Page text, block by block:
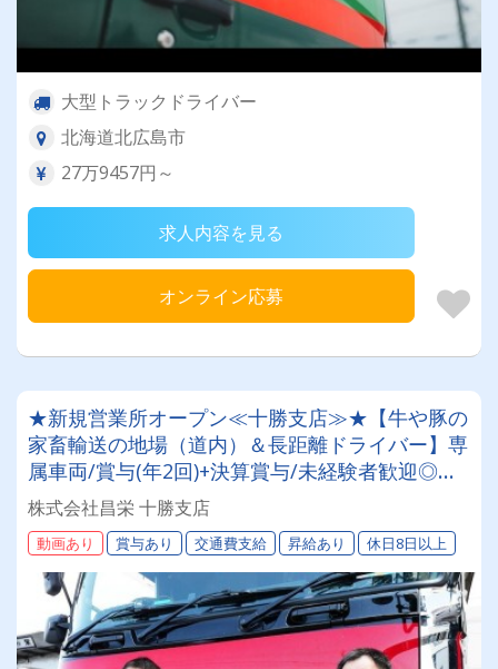
大型トラックドライバー
北海道北広島市
27万9457円～
求人内容を見る
オンライン応募
★新規営業所オープン≪十勝支店≫★【牛や豚の
家畜輸送の地場（道内）＆長距離ドライバー】専
属車両/賞与(年2回)+決算賞与/未経験者歓迎◎お
取引先は全農グループなど大手企業様。安定・安
心の待遇です☆当社独自の待遇☆燃費ランキング
上位14位には毎月最大4万円～4000円支給♪
株式会社昌栄 十勝支店
動画あり 賞与あり 交通費支給 昇給あり 休日8日以上